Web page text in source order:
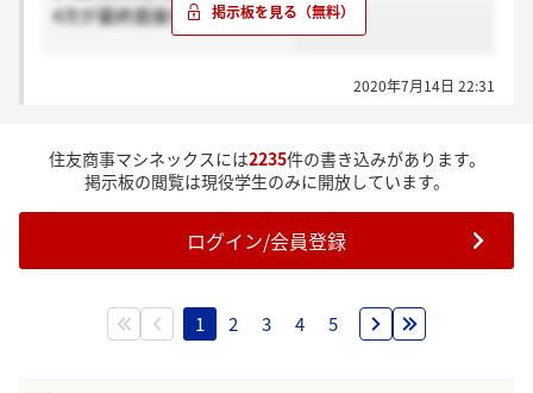
4次が最終面接だとおもいます
2020年7月14日 22:31
住友商事マシネックスには2235件の書き込みがあります。
掲示板の閲覧は現役学生のみに開放しています。
ログイン/会員登録
1 2 3 4 5